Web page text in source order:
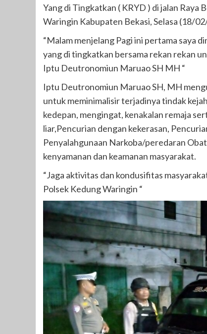
Yang di Tingkatkan ( KRYD ) di jalan
Waringin Kabupaten Bekasi, Selasa (18/
“Malam menjelang Pagi ini pertama saya
yang di tingkatkan bersama rekan rekan
Iptu Deutronomiun Maruao SH MH “
Iptu Deutronomiun Maruao SH, MH
untuk meminimalisir terjadinya tindak
kedepan, mengingat, kenakalan remaja
liar,Pencurian dengan kekerasan,
Penyalahgunaan Narkoba/peredaran
kenyamanan dan keamanan masyarakat.
“Jaga aktivitas dan kondusifitas
Polsek Kedung Waringin “